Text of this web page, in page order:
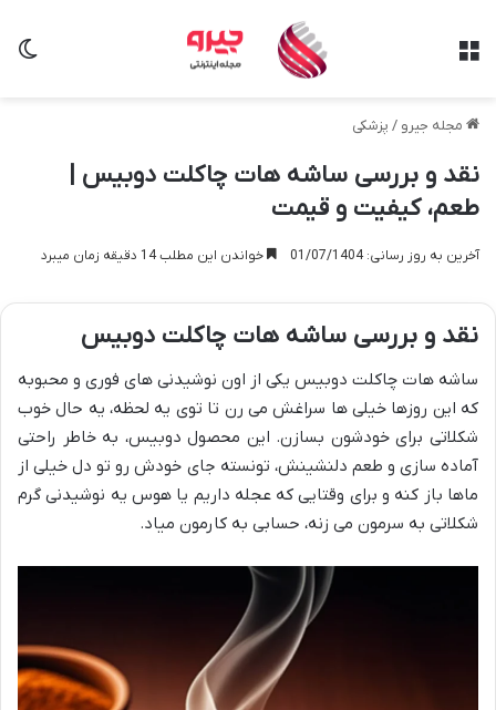
مجله جیرو / پزشکی
نقد و بررسی ساشه هات چاکلت دوبیس |
طعم، کیفیت و قیمت
آخرین به روز رسانی: 01/07/1404 خواندن این مطلب 14 دقیقه زمان میبرد
نقد و بررسی ساشه هات چاکلت دوبیس
ساشه هات چاکلت دوبیس یکی از اون نوشیدنی های فوری و محبوبه
که این روزها خیلی ها سراغش می رن تا توی یه لحظه، یه حال خوب
شکلاتی برای خودشون بسازن. این محصول دوبیس، به خاطر راحتی
آماده سازی و طعم دلنشینش، تونسته جای خودش رو تو دل خیلی از
ماها باز کنه و برای وقتایی که عجله داریم یا هوس یه نوشیدنی گرم
شکلاتی به سرمون می زنه، حسابی به کارمون میاد.